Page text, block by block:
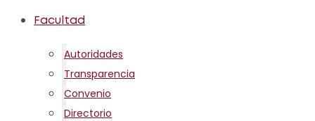
Facultad
Autoridades
Transparencia
Convenio
Directorio